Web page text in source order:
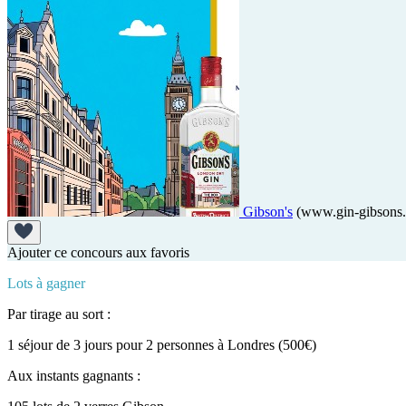
Gibson's (www.gin-
Ajouter ce concours aux favoris
Lots à gagner
Par tirage au sort :
1 séjour de 3 jours pour 2 personnes à Londres (500€)
Aux instants gagnants :